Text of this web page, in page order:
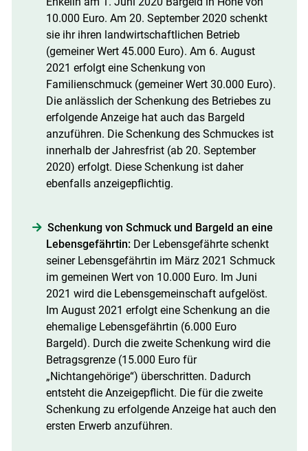
10.000 Euro. Am 20. September 2020 schenkt
sie ihr ihren landwirtschaftlichen Betrieb
(gemeiner Wert 45.000 Euro). Am 6. August
2021 erfolgt eine Schenkung von
Familienschmuck (gemeiner Wert 30.000 Euro).
Die anlässlich der Schenkung des Betriebes zu
erfolgende Anzeige hat auch das Bargeld
anzuführen. Die Schenkung des Schmuckes ist
innerhalb der Jahresfrist (ab 20. September
2020) erfolgt. Diese Schenkung ist daher
ebenfalls anzeigepflichtig.
Schenkung von Schmuck und Bargeld an eine
Lebensgefährtin: Der Lebensgefährte schenkt
seiner Lebensgefährtin im März 2021 Schmuck
im gemeinen Wert von 10.000 Euro. Im Juni
2021 wird die Lebensgemeinschaft aufgelöst.
Im August 2021 erfolgt eine Schenkung an die
ehemalige Lebensgefährtin (6.000 Euro
Bargeld). Durch die zweite Schenkung wird die
Betragsgrenze (15.000 Euro für
„Nichtangehörige“) überschritten. Dadurch
entsteht die Anzeigepflicht. Die für die zweite
Schenkung zu erfolgende Anzeige hat auch den
ersten Erwerb anzuführen.